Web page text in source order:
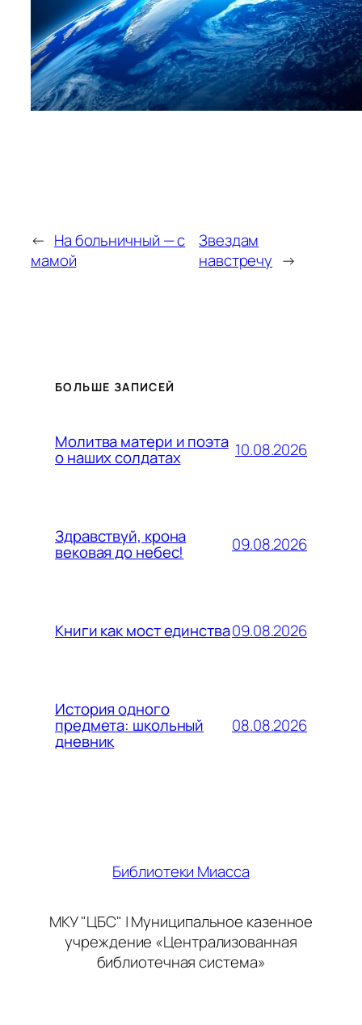
← На больничный — с
мамой
Звездам
навстречу →
БОЛЬШЕ ЗАПИСЕЙ
Молитва матери и поэта
о наших солдатах 10.08.2026
Здравствуй, крона
вековая до небес! 09.08.2026
Книги как мост единства09.08.2026
История одного
предмета: школьный
дневник
08.08.2026
Библиотеки Миасса
МКУ "ЦБС" | Муниципальное казенное
учреждение «Централизованная
библиотечная система»